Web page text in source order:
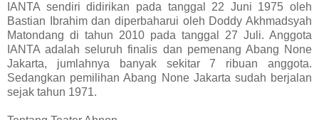
IANTA sendiri didirikan pada tanggal 22 Juni 1975 oleh
Bastian Ibrahim dan diperbaharui oleh Doddy Akhmadsyah
Matondang di tahun 2010 pada tanggal 27 Juli. Anggota
IANTA adalah seluruh finalis dan pemenang Abang None
Jakarta, jumlahnya banyak sekitar 7 ribuan anggota.
Sedangkan pemilihan Abang None Jakarta sudah berjalan
sejak tahun 1971.